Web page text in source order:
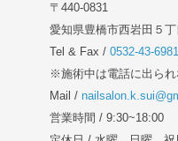
〒440-0831
愛知県豊橋市西岩田５丁
Tel & Fax / 0532-43-6981
※施術中は電話に出られ
Mail /
営業時間 / 9:30~18:00